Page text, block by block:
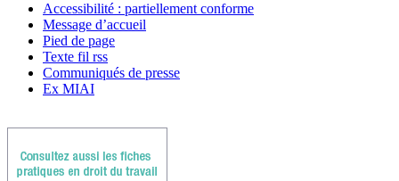
Accessibilité : partiellement conforme
Message d’accueil
Pied de page
Texte fil rss
Communiqués de presse
Ex MIAI